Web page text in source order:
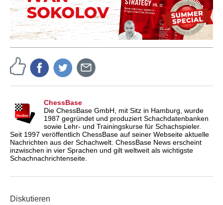
ChessBase
Die ChessBase GmbH, mit Sitz in Hamburg, wurde
1987 gegründet und produziert Schachdatenbanken
sowie Lehr- und Trainingskurse für Schachspieler.
Seit 1997 veröffentlich ChessBase auf seiner Webseite aktuelle
Nachrichten aus der Schachwelt. ChessBase News erscheint
inzwischen in vier Sprachen und gilt weltweit als wichtigste
Schachnachrichtenseite.
Diskutieren